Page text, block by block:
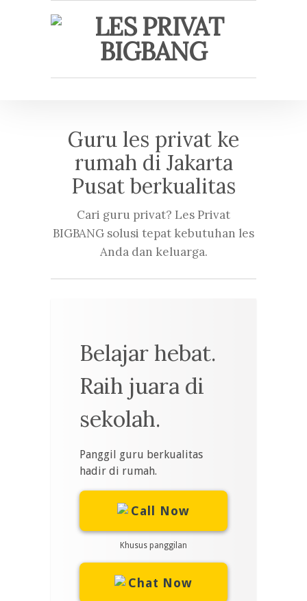
Guru les privat ke
rumah di Jakarta
Pusat berkualitas
Cari guru privat? Les Privat
BIGBANG solusi tepat kebutuhan les
Anda dan keluarga.
Belajar hebat.
Raih juara di
sekolah.
Panggil guru berkualitas
hadir di rumah.
Call Now
Khusus panggilan
Chat Now